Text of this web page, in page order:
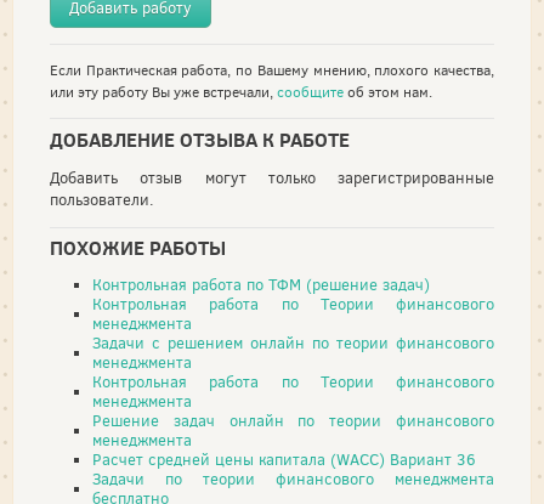
Добавить работу
Если Практическая работа, по Вашему мнению, плохого качества,
или эту работу Вы уже встречали,сообщитеоб этом нам.
ДОБАВЛЕНИЕ ОТЗЫВА К РАБОТЕ
Добавить отзыв могут только зарегистрированные
пользователи.
ПОХОЖИЕ РАБОТЫ
Контрольная работа по ТФМ (решение задач)
Контрольная работа по Теории финансового
менеджмента
Задачи с решением онлайн по теории финансового
менеджмента
Контрольная работа по Теории финансового
менеджмента
Решение задач онлайн по теории финансового
менеджмента
Расчет средней цены капитала (WACC) Вариант 36
Задачи по теории финансового менеджмента
бесплатно